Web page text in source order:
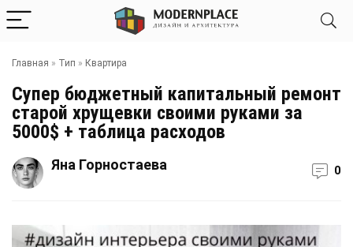
Главная » Тип » Квартира
Супер бюджетный капитальный ремонт
старой хрущевки своими руками за
5000$ + таблица расходов
Яна Горностаева 0